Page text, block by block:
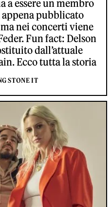
a essere un membro
pubblicato
ma nei concerti viene
Fun fact: Delson
dall’attuale
Ecco tutta la storia
STONE IT